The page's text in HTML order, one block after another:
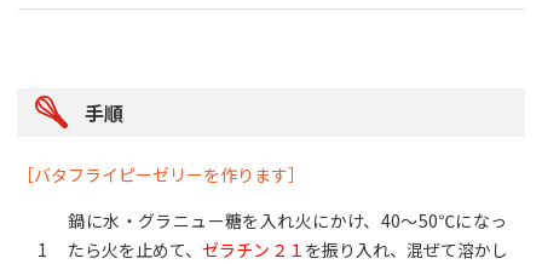
手順
［バタフライピーゼリーを作ります］
鍋に水・グラニュー糖を入れ火にかけ、40～50℃になっ
たら火を止めて、ゼラチン２１ を振り入れ、混ぜて溶かし